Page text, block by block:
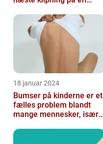
18 januar 2024
Bumser på kinderne er et
fælles problem blandt
mange mennesker, især
kosmetikfor...